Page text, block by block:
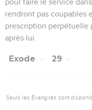
pour faire le service
rendront pas coupables
prescription perpétuelle
après lui.
Exode 29
Seuls les Évangiles sont